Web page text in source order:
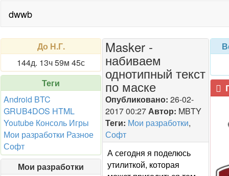
dwwb
До Н.Г.
144д. 13ч 59м 45с
Теги
Android BTC
GRUB4DOS HTML
Youtube Консоль Игры
Мои разработки Разное
Софт
Мои разработки
Masker -
набиваем
однотипный текст
по маске
Опубликовано: 26-02-
2017 00:27Автор: MBTY
Теги: Мои разработки,
Софт
А сегодня я поделюсь
утилиткой, которая